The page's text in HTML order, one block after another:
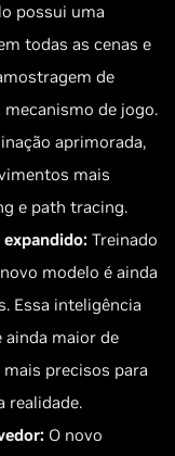
possui uma
todas as cenas e
de
de jogo.
aprimorada,
mais
e path tracing.
Treinado
modelo é ainda
Essa inteligência
ainda maior de
precisos para
realidade.
O novo